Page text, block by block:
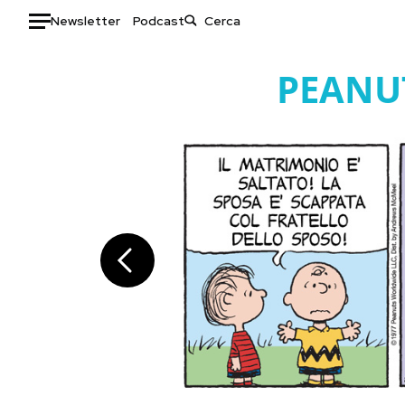
Newsletter Podcast
Internet
Scienza
Moda
Libri
Consumismi
Storie/Idee
Ok Boomer!
Media
Europa
Altrecose
Mondiali calcio 2026